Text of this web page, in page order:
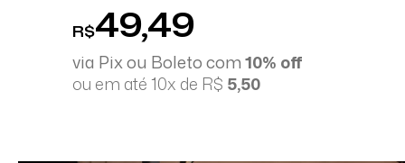
R$49,49
via Pix ou Boleto com10% off
ou em até 10x de R$ 5,50